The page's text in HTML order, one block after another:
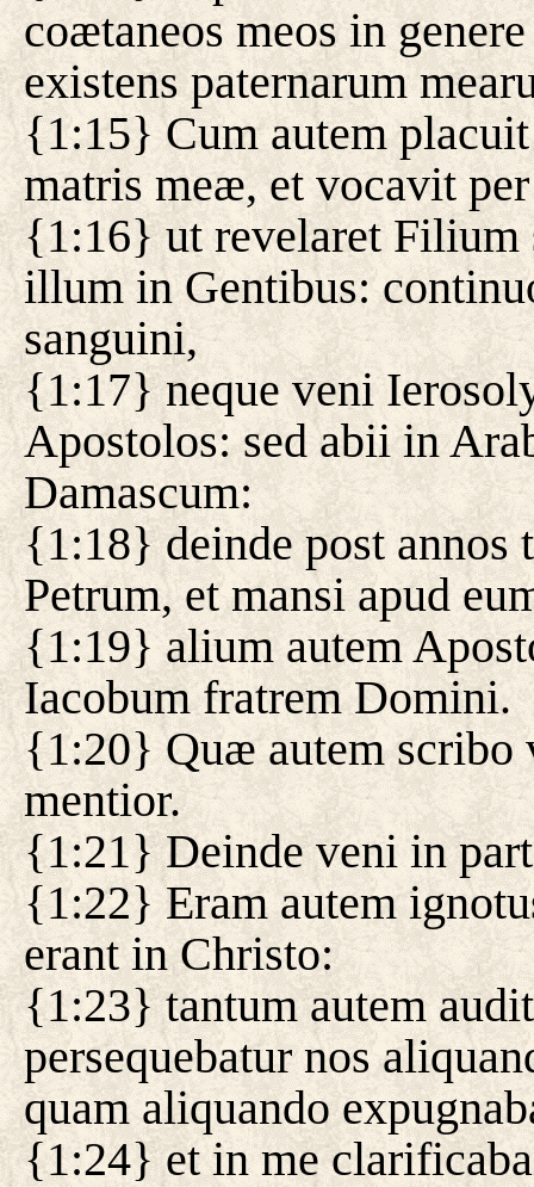
coætaneos meos in
existens paternarum
{1:15} Cum autem
matris meæ, et vocavit
{1:16} ut revelaret Filium
illum in Gentibus:
sanguini,
{1:17} neque veni
Apostolos: sed abii in
Damascum:
{1:18} deinde post annos
Petrum, et mansi apud
{1:19} alium autem
Iacobum fratrem Domini.
{1:20} Quæ autem scribo
mentior.
{1:21} Deinde veni in
{1:22} Eram autem
erant in Christo:
{1:23} tantum autem
persequebatur nos
quam aliquando
{1:24} et in me